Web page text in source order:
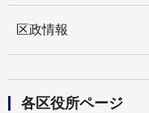
区政情報
各区役所ページ